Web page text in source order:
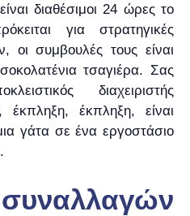
διαθέσιμοι 24 ώρες το
για στρατηγικές
οι συμβουλές τους είναι
τσαγιέρα. Σας
διαχειριστής
έκπληξη, έκπληξη, είναι
γάτα σε ένα εργοστάσιο